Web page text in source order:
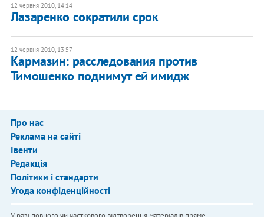
12 червня 2010, 14:14
Лазаренко сократили срок
12 червня 2010, 13:57
Кармазин: расследования против
Тимошенко поднимут ей имидж
Про нас
Реклама на сайті
Івенти
Редакція
Політики і стандарти
Угода конфіденційності